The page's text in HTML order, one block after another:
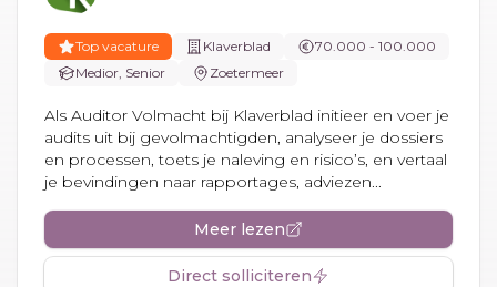
Top vacature Klaverblad
70.000 - 100.000
Medior, Senior
Zoetermeer
Als Auditor Volmacht bij Klaverblad initieer en voer je
audits uit bij gevolmachtigden, analyseer je dossiers
en processen, toets je naleving en risico’s, en vertaal
je bevindingen naar rapportages, adviezen...
Meer lezen
Direct solliciteren